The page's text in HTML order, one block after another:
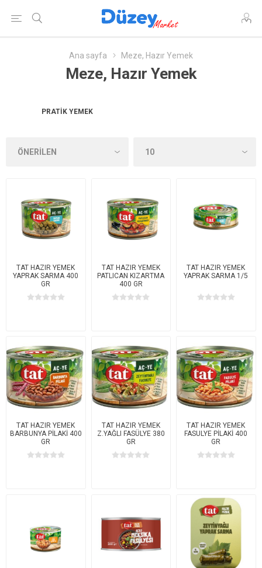
Ana sayfa Meze, Hazır Yemek
Meze, Hazır Yemek
PRATIK YEMEK
TAT HAZIR YEMEK
YAPRAK SARMA 400
GR
TAT HAZIR YEMEK
PATLICAN KIZARTMA
400 GR
TAT HAZIR YEMEK
YAPRAK SARMA 1/5
TAT HAZIR YEMEK
BARBUNYA PİLAKİ 400
GR
TAT HAZIR YEMEK
Z.YAĞLI FASÜLYE 380
GR
TAT HAZIR YEMEK
FASULYE PİLAKİ 400
GR